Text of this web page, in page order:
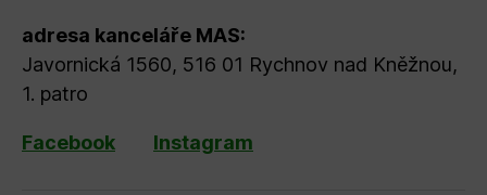
adresa kanceláře MAS:
Javornická 1560, 516 01 Rychnov nad Kněžnou,
1. patro
Facebook Instagram